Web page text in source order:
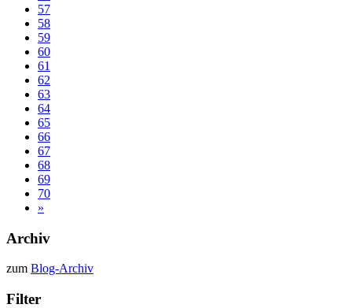
57
58
59
60
61
62
63
64
65
66
67
68
69
70
»
Archiv
zum Blog-Archiv
Filter